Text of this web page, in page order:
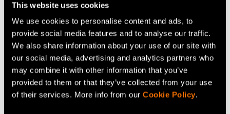
This website uses cookies
We use cookies to personalise content and ads, to
provide social media features and to analyse our traffic.
We also share information about your use of our site with
our social media, advertising and analytics partners who
may combine it with other information that you’ve
provided to them or that they’ve collected from your use
of their services. More info from our Cookie Policy.
Ota yhteyttä
Katso profiili